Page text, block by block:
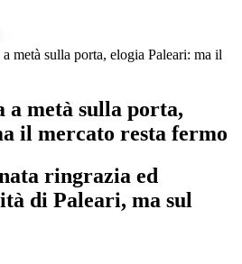
metà sulla porta, elogia Paleari: ma il
a metà sulla porta,
il mercato resta fermo
ringrazia ed
di Paleari, ma sul